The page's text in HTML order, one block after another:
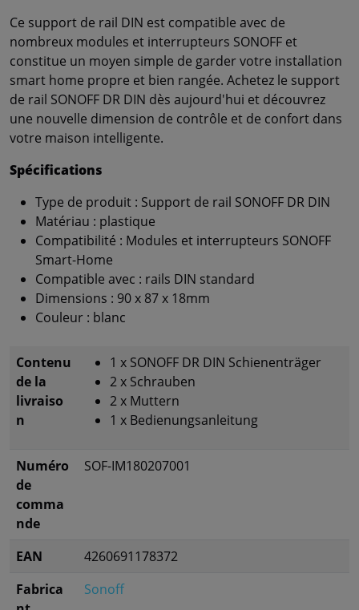
Ce support de rail DIN est compatible avec de
nombreux modules et interrupteurs SONOFF et
constitue un moyen simple de garder votre installation
smart home propre et bien rangée. Achetez le support
de rail SONOFF DR DIN dès aujourd'hui et découvrez
une nouvelle dimension de contrôle et de confort dans
votre maison intelligente.
Spécifications
Type de produit : Support de rail SONOFF DR DIN
Matériau : plastique
Compatibilité : Modules et interrupteurs SONOFF
Smart-Home
Compatible avec : rails DIN standard
Dimensions : 90 x 87 x 18mm
Couleur : blanc
Contenu
de la
livraiso
n
1 x SONOFF DR DIN Schienenträger
2 x Schrauben
2 x Muttern
1 x Bedienungsanleitung
Numéro
de
comma
nde
SOF-IM180207001
EAN
4260691178372
Fabrica
Sonoff